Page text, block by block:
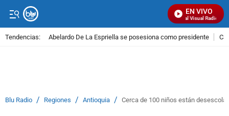
EN VIVO
Señal Visual Radio
Tendencias: Abelardo De La Espriella se posesiona como presidente
Blu Radio / Regiones / Antioquia / Cerca de 100 niños están